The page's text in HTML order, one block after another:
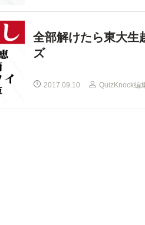
全部解けたら東大生
ズ
2017.09.10 QuizKnock編